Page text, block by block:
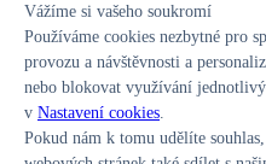
Vážíme si vašeho soukromí
Používáme cookies nezbytné pro
provozu a návštěvnosti a
nebo blokovat využívání
v Nastavení cookies
Pokud nám k tomu udělíte